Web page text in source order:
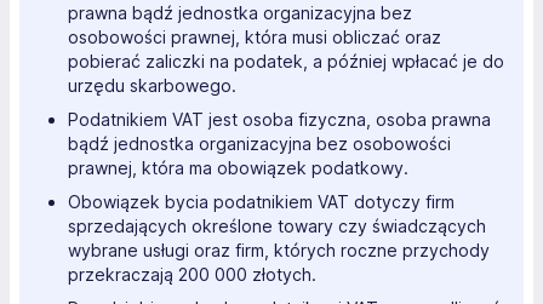
prawna bądź jednostka organizacyjna bez
osobowości prawnej, która musi obliczać oraz
pobierać zaliczki na podatek, a później wpłacać je do
urzędu skarbowego.
Podatnikiem VAT jest osoba fizyczna, osoba prawna
bądź jednostka organizacyjna bez osobowości
prawnej, która ma obowiązek podatkowy.
Obowiązek bycia podatnikiem VAT dotyczy firm
sprzedających określone towary czy świadczących
wybrane usługi oraz firm, których roczne przychody
przekraczają 200 000 złotych.